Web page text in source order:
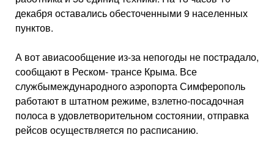
декабря остава­лись обесточенными 9 насе­ленных
пунктов.
А вот авиасообщение из-за непогоды не постра­дало,
сообщают в Реском- трансе Крыма. Все
службымеждународного аэропор­та Симферополь
работают в штатном режиме, взлет­но-посадочная
полоса в удовлетворительном со­стоянии, отправка
рейсов осуществляется по распи­санию.